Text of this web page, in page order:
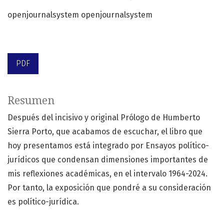
openjournalsystem openjournalsystem
PDF
Resumen
Después del incisivo y original Prólogo de Humberto
Sierra Porto, que acabamos de escuchar, el libro que
hoy presentamos está integrado por Ensayos político-
jurídicos que condensan dimensiones importantes de
mis reflexiones académicas, en el intervalo 1964-2024.
Por tanto, la exposición que pondré a su consideración
es político-jurídica.